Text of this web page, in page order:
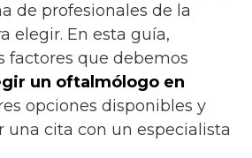
de profesionales de la
elegir. En esta guía,
factores que debemos
un oftalmólogo en
opciones disponibles y
una cita con un especialista